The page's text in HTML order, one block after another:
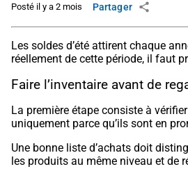
Posté il y a 2 mois Partager
Les soldes d’été attirent chaque
réellement de cette période, il faut
Faire l’inventaire avant de
La première étape consiste à
uniquement parce qu’ils sont en
Une bonne liste d’achats doit
les produits au même niveau et